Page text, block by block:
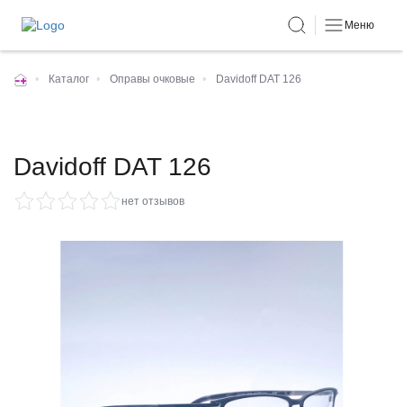
Меню
• Каталог • Оправы очковые • Davidoff DAT 126
Davidoff DAT 126
нет отзывов